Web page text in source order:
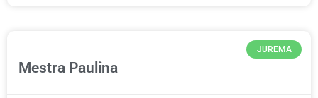
JUREMA
Mestra Paulina